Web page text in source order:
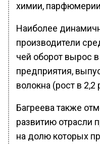
химии,
Наиболее
производители
чей оборот вырос в
предприятия,
волокна (рост в 2,2
Багреева также
развитию отрасли
на долю которых